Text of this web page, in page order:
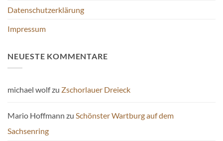
Datenschutzerklärung
Impressum
NEUESTE KOMMENTARE
michael wolfzu Zschorlauer Dreieck
Mario Hoffmann zu Schönster Wartburg auf dem
Sachsenring